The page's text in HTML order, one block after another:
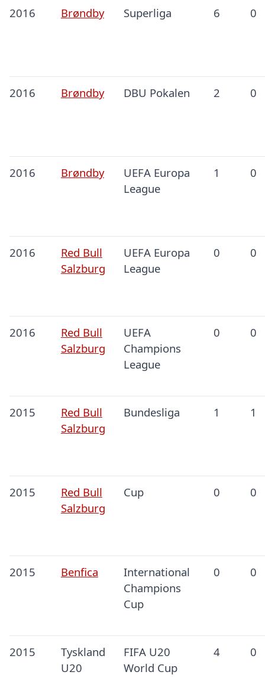
2016 Brøndby Superliga 6 0
2016 Brøndby DBU Pokalen 2 0
2016 Brøndby
UEFA Europa
League
1 0
2016
Red Bull
Salzburg
UEFA Europa
League
0 0
2016
Red Bull
Salzburg
UEFA
Champions
League
0 0
2015
Red Bull
Salzburg
Bundesliga 1 1
2015
Red Bull
Salzburg
Cup 0 0
2015 Benfica
International
Champions
Cup
0 0
2015
Tyskland
U20
FIFA U20
World Cup
4 0